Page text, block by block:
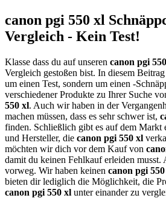
canon pgi 550 xl
Vergleich - Kein Test!
Klasse dass du auf unseren canon pgi
Vergleich gestoßen bist. In diesem
um einen Test, sondern um einen -
verschiedener Produkte zu Ihrer Suche
550 xl. Auch wir haben in der
machen müssen, dass es sehr schwer ist,
finden. Schließlich gibt es auf dem Markt
und Hersteller, die canon pgi 550 xl
möchten wir dich vor dem Kauf von
damit du keinen Fehlkauf erleiden
vorweg. Wir haben keinen canon pgi
bieten dir lediglich die Möglichkeit, die
canon pgi 550 xl unter einander zu